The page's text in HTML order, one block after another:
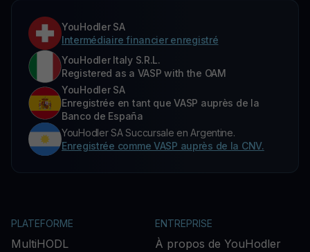
YouHodler SA
Intermédiaire financier enregistré
YouHodler Italy S.R.L.
Registered as a VASP with the OAM
YouHodler SA
Enregistrée en tant que VASP auprès de la
Banco de España
YouHodler SA Succursale en Argentine.
Enregistrée comme VASP auprès de la CNV.
PLATEFORME
MultiHODL
ENTREPRISE
À propos de YouHodler